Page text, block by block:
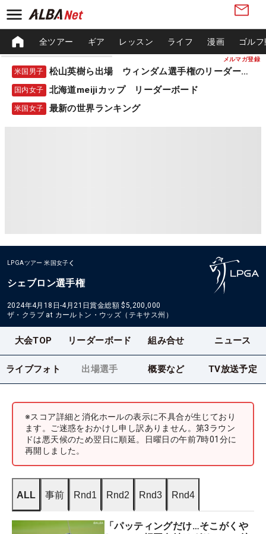
メルマガ登録
全ツアー ギア レッスン ライフ 漫画 ゴル
米国男子 松山英樹ら出場 ウィンダム選手権のリーダーボード
国内女子 北海道meijiカップ リーダーボード
米国女子 最新の世界ランキング
LPGAツアー 米国女子
シェブロン選手権
2024年4月18日-4月21日賞金総額 $5,200,000
ザ・クラブ at カールトン・ウッズ（テキサス州）
大会TOP リーダーボード 組み合せ ニュース
ライブフォト 出場選手 概要など TV放送予定
※スコア詳細と消化ホールの表示に不具合が生じており
ます。ご迷惑をおかけし申し訳ありません。第3ラウン
ドは悪天候のため翌日に順延。日曜日の午前7時01分に
再開しました。
ALL 事前 Rnd1 Rnd2 Rnd3 Rnd4
「パッティングだけ…そこがくや